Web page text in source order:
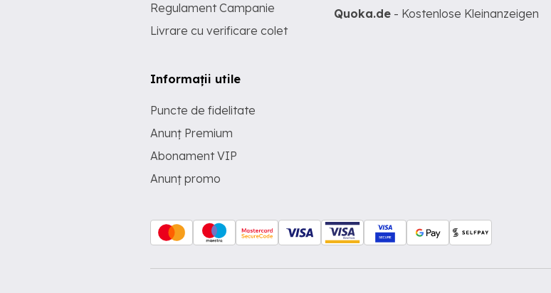
Regulament Campanie
Livrare cu verificare colet
Informații utile
Puncte de fidelitate
Anunț Premium
Abonament VIP
Anunț promo
Quoka.de - Kostenlose Kleinanzeigen